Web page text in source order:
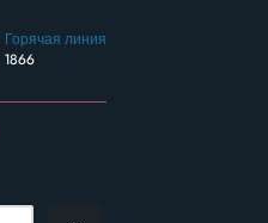
Горячая линия
1866